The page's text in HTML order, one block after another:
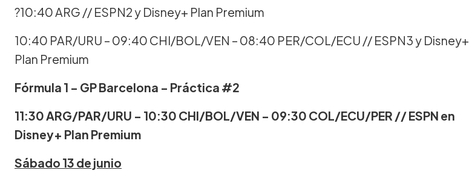
?10:40 ARG // ESPN2 y Disney+ Plan Premium
10:40 PAR/URU – 09:40 CHI/BOL/VEN – 08:40 PER/COL/ECU // ESPN3 y Disney+
Plan Premium
Fórmula 1 – GP Barcelona – Práctica #2
11:30 ARG/PAR/URU – 10:30 CHI/BOL/VEN – 09:30 COL/ECU/PER // ESPN en
Disney+ Plan Premium
Sábado 13 de junio